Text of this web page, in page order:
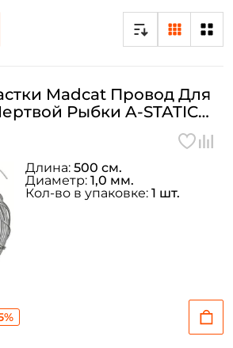
Madcat Провод Для
Рыбки A-STATIC
Длина: 500 см.
Диаметр: 1,0 мм.
Кол-во в упаковке: 1 шт.